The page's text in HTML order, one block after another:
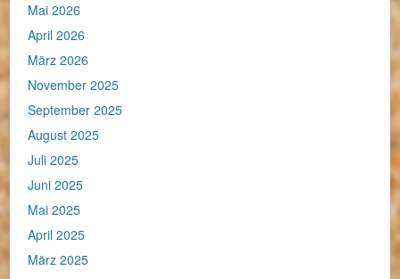
Mai 2026
April 2026
März 2026
November 2025
September 2025
August 2025
Juli 2025
Juni 2025
Mai 2025
April 2025
März 2025